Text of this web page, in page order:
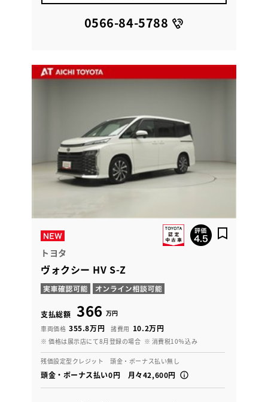
0566-84-5788
トヨタ
ヴォクシー HV S-Z
支払総額 366 万円
車両価格 355.8万円 諸費用 10.2万円
※ 価格は展示店にて8月登録の場合 ※ 消費税10％込み
残価設定型クレジット 頭金・ボーナス払い無し
頭金・ボーナス払い0円 月々42,600円